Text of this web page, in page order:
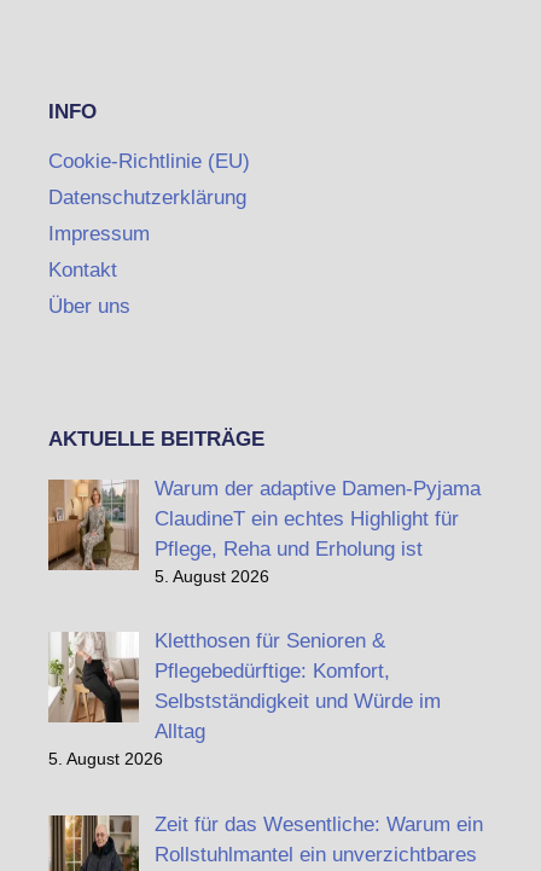
INFO
Cookie-Richtlinie (EU)
Datenschutzerklärung
Impressum
Kontakt
Über uns
AKTUELLE BEITRÄGE
Warum der adaptive Damen-Pyjama
ClaudineT ein echtes Highlight für
Pflege, Reha und Erholung ist
5. August 2026
Kletthosen für Senioren &
Pflegebedürftige: Komfort,
Selbstständigkeit und Würde im
Alltag
5. August 2026
Zeit für das Wesentliche: Warum ein
Rollstuhlmantel ein unverzichtbares